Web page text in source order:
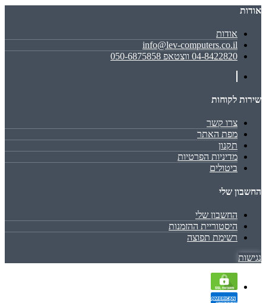
אודות
אודות
info@lev-computers.co.il
04-8422820 ווצטאפ 050-6875858
שירות לקוחות
צרו קשר
מפת האתר
תקנון
מדיניות הפרטיות
ביטולים
החשבון שלי
החשבון שלי
היסטוריית ההזמנות
רשימת תפוצה
נגישות